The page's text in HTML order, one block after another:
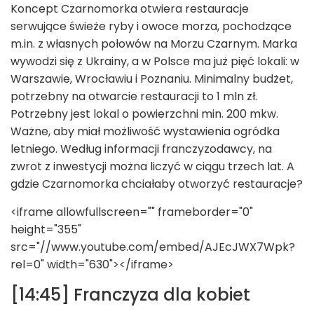
Koncept Czarnomorka otwiera restauracje
serwujące świeże ryby i owoce morza, pochodzące
m.in. z własnych połowów na Morzu Czarnym. Marka
wywodzi się z Ukrainy, a w Polsce ma już pięć lokali: w
Warszawie, Wrocławiu i Poznaniu. Minimalny budżet,
potrzebny na otwarcie restauracji to 1 mln zł.
Potrzebny jest lokal o powierzchni min. 200 mkw.
Ważne, aby miał możliwość wystawienia ogródka
letniego. Według informacji franczyzodawcy, na
zwrot z inwestycji można liczyć w ciągu trzech lat. A
gdzie Czarnomorka chciałaby otworzyć restauracje?
<iframe allowfullscreen="" frameborder="0"
height="355"
src="//www.youtube.com/embed/AJEcJWX7Wpk?
rel=0" width="630"></iframe>
[14:45] Franczyza dla kobiet